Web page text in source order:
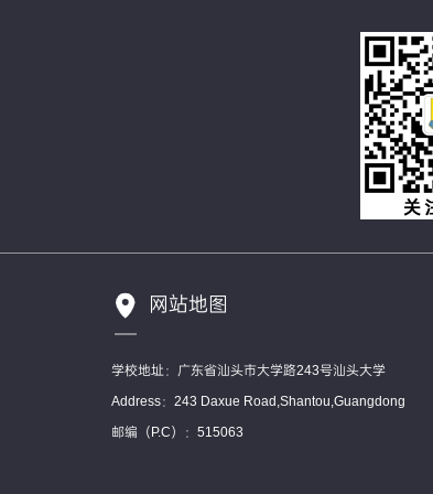
网站地图
学校地址：广东省汕头市大学路243号汕头大学
Address：243 Daxue Road,Shantou,Guangdong
邮编（P.C）：515063